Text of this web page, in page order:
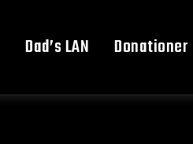
Dad’s LAN Donationer